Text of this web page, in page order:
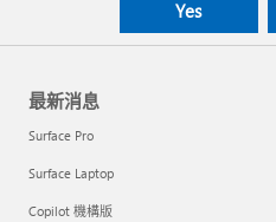
Yes
最新消息
Surface Pro
Surface Laptop
Copilot 機構版